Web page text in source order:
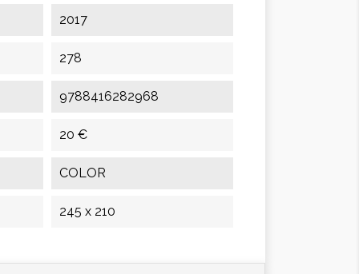
2017
278
9788416282968
20 €
COLOR
245 x 210